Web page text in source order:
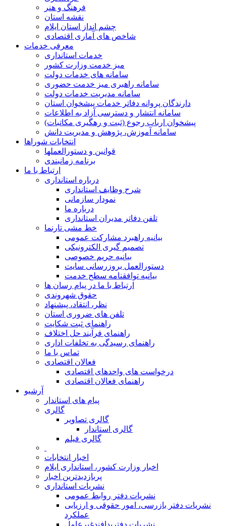
فرهنگ و هنر
نقشه استان
چشم انداز استان ایلام
شاخص های آماری اقتصادی
معرفی خدمات
خدمات استانداری
میز خدمت وزارت کشور
سامانه های خدمات دولت
سامانه راهبری میز خدمت حضوری
سامانه مدیریت خدمات دولت
دارندگان پروانه دفاتر خدمات پیشخوان استان
سامانه انتشار و دسترسی آزاد به اطلاعات
پیشخوان ارباب رجوع (ثبت و رهگیری مکاتبات)
سامانه آموزش، پژوهش و مدیریت دانش
انتخابات شوراها
قوانین و دستورالعملها
برنامه زمانبندی
ارتباط با ما
درباره استانداری
شرح وظایف استانداری
نمودار سازمانی
درباره ما
تلفن دفاتر مدیران استانداری
خط مشی تارنما
بیانیه راهبرد مشارکت عمومی
تصمیم گیری الکترونیکی
بیانیه حریم خصوصی
دستورالعمل بروزرسانی سایت
بیانیه توافقنامه سطح خدمت
ارتباط با ما در پیام رسان ها
حقوق شهروندی
نظر، انتقاد، پیشنهاد
تلفن های ضروری استان
راهنمای ثبت شکایت
راهنمای فرآیند حل اختلاف
راهنمای رسیدگی به تخلفات اداری
تماس با ما
فعالان اقتصادی
درخواست های واحدهای اقتصادی
راهنمای فعالان اقتصادی
آرشیو
پیام های استاندار
گالری
گالری تصاویر
گالری استاندار
گالری فیلم
اخبار انتخابات
اخبار وزارت کشور، استانداری ایلام
پربازدیدترین اخبار
نشریات استانداری
نشریات دفتر روابط عمومی
نشريات دفتر بازرسی، امور حقوقی و ارزيابی
عملکرد
نشريات دفترپدافندغيرعامل